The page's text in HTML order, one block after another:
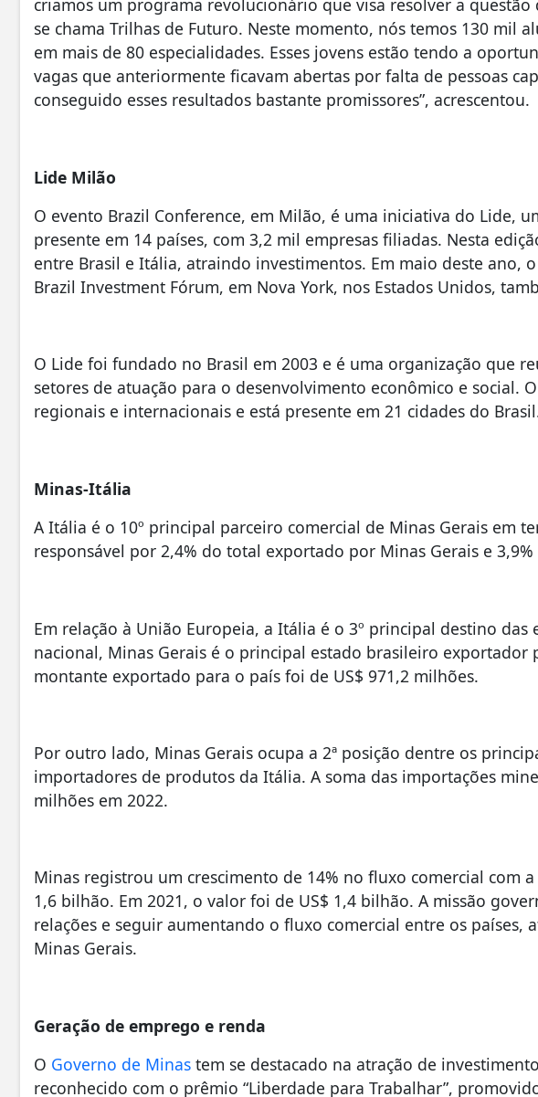
criamos um programa revolucionário que visa resolver a
se chama Trilhas de Futuro. Neste momento, nós temos 130 mil
em mais de 80 especialidades. Esses jovens estão tendo a
vagas que anteriormente ficavam abertas por falta de pessoas
conseguido esses resultados bastante promissores”, acrescentou.
Lide Milão
O evento Brazil Conference, em Milão, é uma iniciativa do Lide,
presente em 14 países, com 3,2 mil empresas filiadas. Nesta
entre Brasil e Itália, atraindo investimentos. Em maio deste ano,
Brazil Investment Fórum, em Nova York, nos Estados Unidos,
O Lide foi fundado no Brasil em 2003 e é uma organização que
setores de atuação para o desenvolvimento econômico e social.
regionais e internacionais e está presente em 21 cidades do
Minas-Itália
A Itália é o 10º principal parceiro comercial de Minas Gerais em
responsável por 2,4% do total exportado por Minas Gerais e
Em relação à União Europeia, a Itália é o 3º principal destino das
nacional, Minas Gerais é o principal estado brasileiro exportador
montante exportado para o país foi de US$ 971,2 milhões.
Por outro lado, Minas Gerais ocupa a 2ª posição dentre os
importadores de produtos da Itália. A soma das importações
milhões em 2022.
Minas registrou um crescimento de 14% no fluxo comercial com
1,6 bilhão. Em 2021, o valor foi de US$ 1,4 bilhão. A missão
relações e seguir aumentando o fluxo comercial entre os países,
Minas Gerais.
Geração de emprego e renda
O Governo de Minas tem se destacado na atração de
reconhecido com o prêmio “Liberdade para Trabalhar”,